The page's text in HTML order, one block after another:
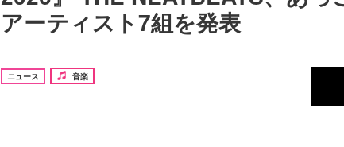
アーティスト7組を発表
ニュース 音楽